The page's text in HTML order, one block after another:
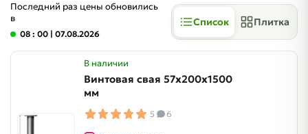
Последний раз цены обновились
в
08 : 00 | 07.08.2026
Список Плитка
В наличии
Винтовая свая 57х200х1500
мм
5 6